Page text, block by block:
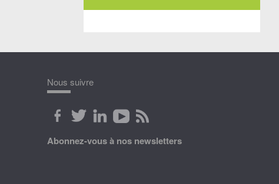
Nous suivre
Abonnez-vous à nos newsletters